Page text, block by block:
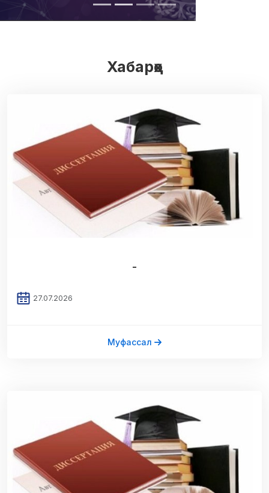
Хабарҳо
-
27.07.2026
Муфассал